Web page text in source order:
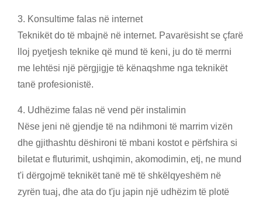
3. Konsultime falas në internet
Teknikët do të mbajnë në internet. Pavarësisht se çfarë
lloj pyetjesh teknike që mund të keni, ju do të merrni
me lehtësi një përgjigje të kënaqshme nga teknikët
tanë profesionistë.
4. Udhëzime falas në vend për instalimin
Nëse jeni në gjendje të na ndihmoni të marrim vizën
dhe gjithashtu dëshironi të mbani kostot e përfshira si
biletat e fluturimit, ushqimin, akomodimin, etj, ne mund
t'i dërgojmë teknikët tanë më të shkëlqyeshëm në
zyrën tuaj, dhe ata do t'ju japin një udhëzim të plotë